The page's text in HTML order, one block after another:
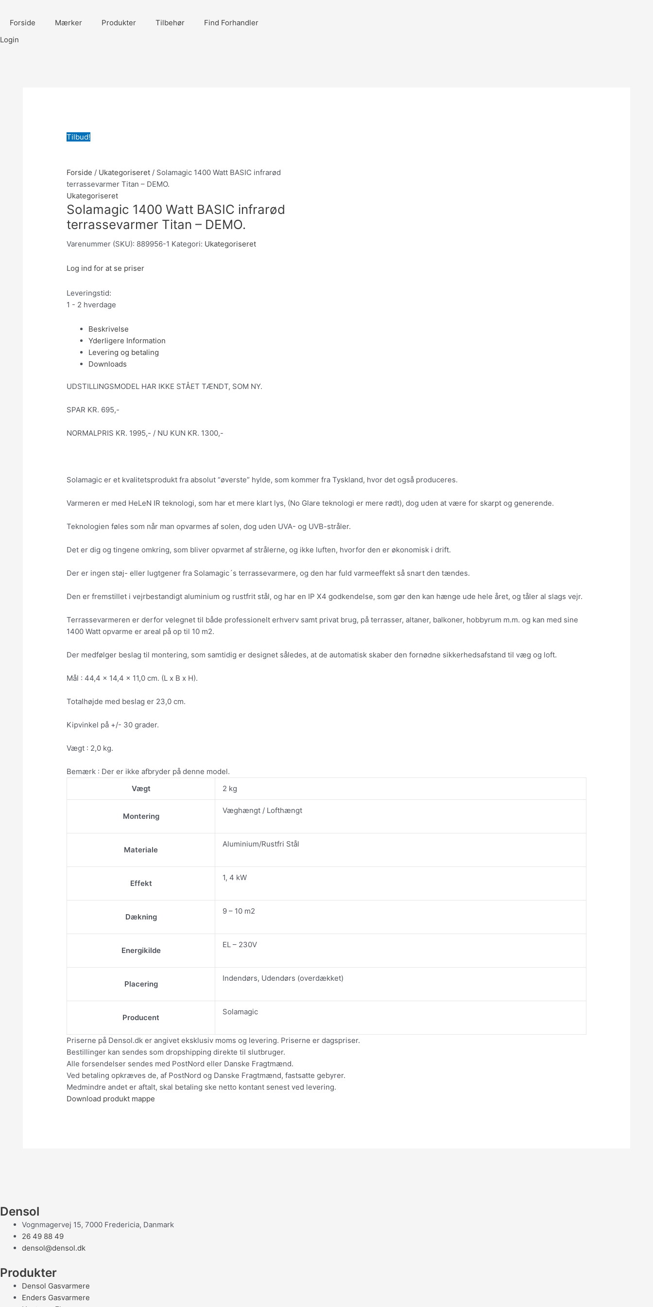
indholdet
Forside Mærker Produkter Tilbehør
Find Forhandler
Login
Tilbud!
Forside / Ukategoriseret / Solamagic 1400 Watt BASIC infrarød
terrassevarmer Titan – DEMO.
Ukategoriseret
Solamagic 1400 Watt BASIC infrarød
terrassevarmer Titan – DEMO.
Varenummer (SKU): 889956-1 Kategori: Ukategoriseret
Log ind for at se priser
Leveringstid:
1 - 2 hverdage
Beskrivelse
Yderligere Information
Levering og betaling
Downloads
UDSTILLINGSMODEL HAR IKKE STÅET TÆNDT, SOM NY.
SPAR KR. 695,-
NORMALPRIS KR. 1995,- / NU KUN KR. 1300,-
Solamagic er et kvalitetsprodukt fra absolut “øverste” hylde, som kommer fra Tyskland, hvor det også produceres.
Varmeren er med HeLeN IR teknologi, som har et mere klart lys, (No Glare teknologi er mere rødt), dog uden at være for skarpt og generende.
Teknologien føles som når man opvarmes af solen, dog uden UVA- og UVB-stråler.
Det er dig og tingene omkring, som bliver opvarmet af strålerne, og ikke luften, hvorfor den er økonomisk i drift.
Der er ingen støj- eller lugtgener fra Solamagic´s terrassevarmere, og den har fuld varmeeffekt så snart den tændes.
Den er fremstillet i vejrbestandigt aluminium og rustfrit stål, og har en IP X4 godkendelse, som gør den kan hænge ude hele året, og tåler al slags vejr.
Terrassevarmeren er derfor velegnet til både professionelt erhverv samt privat brug, på terrasser, altaner, balkoner, hobbyrum m.m. og kan med sine
1400 Watt opvarme er areal på op til 10 m2.
Der medfølger beslag til montering, som samtidig er designet således, at de automatisk skaber den fornødne sikkerhedsafstand til væg og loft.
Mål : 44,4 x 14,4 x 11,0 cm. (L x B x H).
Totalhøjde med beslag er 23,0 cm.
Kipvinkel på +/- 30 grader.
Vægt : 2,0 kg.
Bemærk : Der er ikke afbryder på denne model.
Vægt
2 kg
Montering
Væghængt / Lofthængt
Materiale
Aluminium/Rustfri Stål
Effekt
1, 4 kW
Dækning
9 – 10 m2
Energikilde
EL – 230V
Placering
Indendørs, Udendørs (overdækket)
Producent
Solamagic
Priserne på Densol.dk er angivet eksklusiv moms og levering. Priserne er dagspriser.
Bestillinger kan sendes som dropshipping direkte til slutbruger.
Alle forsendelser sendes med PostNord eller Danske Fragtmænd.
Ved betaling opkræves de, af PostNord og Danske Fragtmænd, fastsatte gebyrer.
Medmindre andet er aftalt, skal betaling ske netto kontant senest ved levering.
Download produkt mappe
Densol
Vognmagervej 15, 7000 Fredericia, Danmark
26 49 88 49
densol@densol.dk
Produkter
Densol Gasvarmere
Enders Gasvarmere